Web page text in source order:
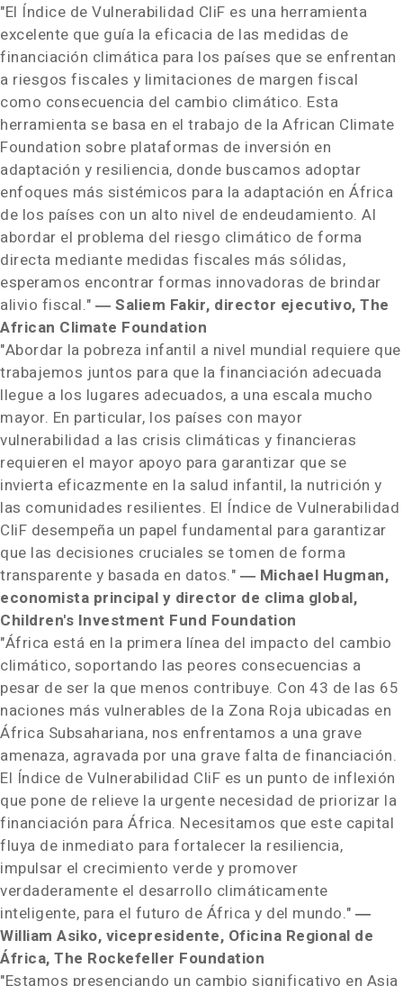
"El Índice de Vulnerabilidad CliF es una herramienta
excelente que guía la eficacia de las medidas de
financiación climática para los países que se enfrentan
a riesgos fiscales y limitaciones de margen fiscal
como consecuencia del cambio climático. Esta
herramienta se basa en el trabajo de la African Climate
Foundation sobre plataformas de inversión en
adaptación y resiliencia, donde buscamos adoptar
enfoques más sistémicos para la adaptación en África
de los países con un alto nivel de endeudamiento. Al
abordar el problema del riesgo climático de forma
directa mediante medidas fiscales más sólidas,
esperamos encontrar formas innovadoras de brindar
alivio fiscal." ― Saliem Fakir, director ejecutivo, The
African Climate Foundation
"Abordar la pobreza infantil a nivel mundial requiere que
trabajemos juntos para que la financiación adecuada
llegue a los lugares adecuados, a una escala mucho
mayor. En particular, los países con mayor
vulnerabilidad a las crisis climáticas y financieras
requieren el mayor apoyo para garantizar que se
invierta eficazmente en la salud infantil, la nutrición y
las comunidades resilientes. El Índice de Vulnerabilidad
CliF desempeña un papel fundamental para garantizar
que las decisiones cruciales se tomen de forma
transparente y basada en datos." ― Michael Hugman,
economista principal y director de clima global,
Children's Investment Fund Foundation
"África está en la primera línea del impacto del cambio
climático, soportando las peores consecuencias a
pesar de ser la que menos contribuye. Con 43 de las 65
naciones más vulnerables de la Zona Roja ubicadas en
África Subsahariana, nos enfrentamos a una grave
amenaza, agravada por una grave falta de financiación.
El Índice de Vulnerabilidad CliF es un punto de inflexión
que pone de relieve la urgente necesidad de priorizar la
financiación para África. Necesitamos que este capital
fluya de inmediato para fortalecer la resiliencia,
impulsar el crecimiento verde y promover
verdaderamente el desarrollo climáticamente
inteligente, para el futuro de África y del mundo." ―
William Asiko, vicepresidente, Oficina Regional de
África, The Rockefeller Foundation
"Estamos presenciando un cambio significativo en Asia